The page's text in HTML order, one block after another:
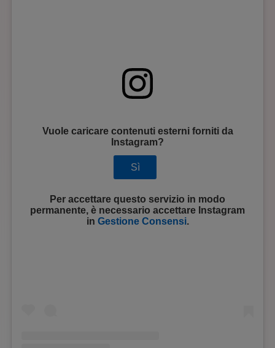
Vuole caricare contenuti esterni forniti da
Instagram?
Sì
Per accettare questo servizio in modo
permanente, è necessario accettare Instagram
in Gestione Consensi.